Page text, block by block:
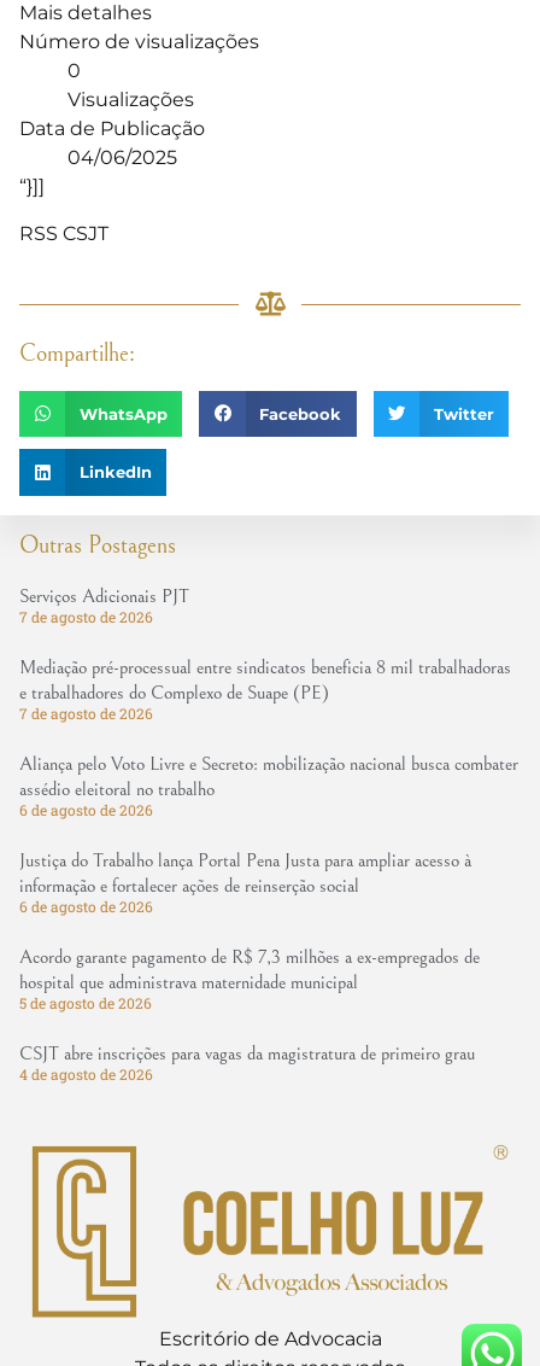
Outras Postagens
Serviços Adicionais PJT
7 de agosto de 2026
Mediação pré-processual entre sindicatos beneficia 8 mil trabalhadoras
e trabalhadores do Complexo de Suape (PE)
7 de agosto de 2026
Aliança pelo Voto Livre e Secreto: mobilização nacional busca combater
assédio eleitoral no trabalho
6 de agosto de 2026
Justiça do Trabalho lança Portal Pena Justa para ampliar acesso à
informação e fortalecer ações de reinserção social
6 de agosto de 2026
Acordo garante pagamento de R$ 7,3 milhões a ex-empregados de
hospital que administrava maternidade municipal
5 de agosto de 2026
CSJT abre inscrições para vagas da magistratura de primeiro grau
4 de agosto de 2026
Mais detalhes
Número de visualizações
0
Visualizações
Data de Publicação
04/06/2025
“}]]
RSS CSJT
Compartilhe:
WhatsApp Facebook Twitter
LinkedIn
Escritório de Advocacia